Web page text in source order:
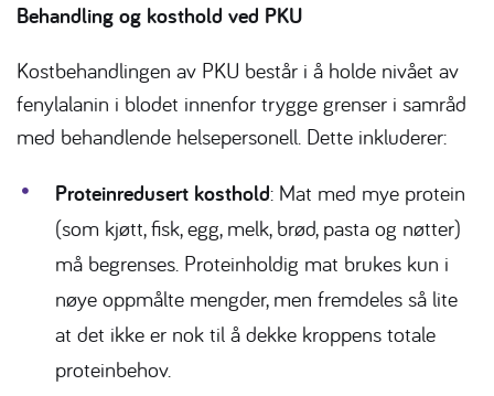
Behandling og kosthold ved PKU
Kostbehandlingen av PKU består i å holde nivået av
fenylalanin i blodet innenfor trygge grenser i samråd
med behandlende helsepersonell. Dette inkluderer:
Proteinredusert kosthold: Mat med mye protein
(som kjøtt, fisk, egg, melk, brød, pasta og nøtter)
må begrenses. Proteinholdig mat brukes kun i
nøye oppmålte mengder, men fremdeles så lite
at det ikke er nok til å dekke kroppens totale
proteinbehov.